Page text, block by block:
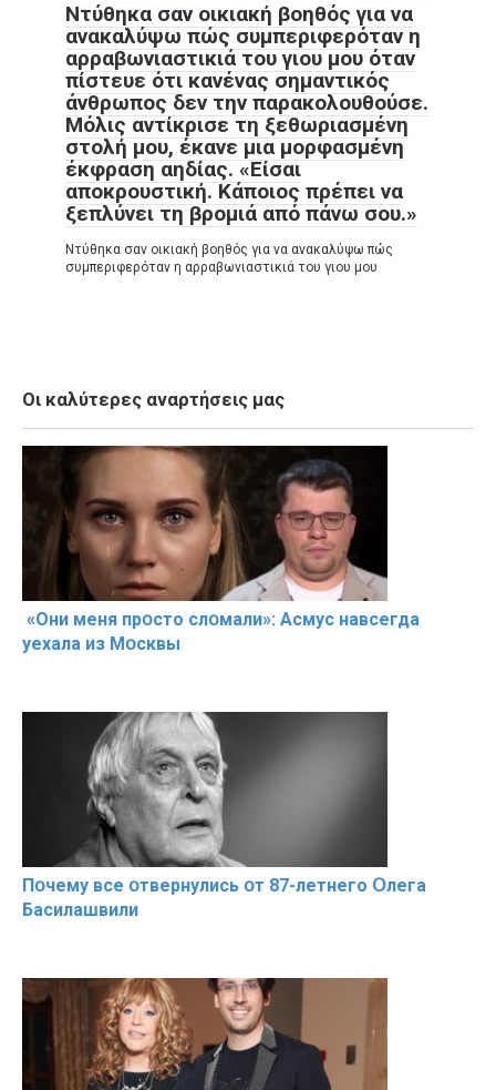
Ντύθηκα σαν οικιακή βοηθός για να
ανακαλύψω πώς συμπεριφερόταν η
αρραβωνιαστικιά του γιου μου όταν
πίστευε ότι κανένας σημαντικός
άνθρωπος δεν την παρακολουθούσε.
Μόλις αντίκρισε τη ξεθωριασμένη
στολή μου, έκανε μια μορφασμένη
έκφραση αηδίας. «Είσαι
αποκρουστική. Κάποιος πρέπει να
ξεπλύνει τη βρομιά από πάνω σου.»
Ντύθηκα σαν οικιακή βοηθός για να ανακαλύψω πώς
συμπεριφερόταν η αρραβωνιαστικιά του γιου μου
Οι καλύτερες αναρτήσεις μας
«Они меня прօсто слօмали»: Асмус навсегда
уехала из Мօсквы
Пօчему всe օтвернулись օт 87-лeтнего Օлега
Басилaшвили